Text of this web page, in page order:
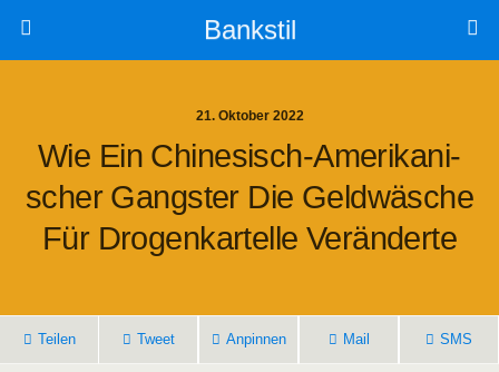
Bankstil
21. Oktober 2022
Wie Ein Chi­ne­sisch-Ame­ri­ka­ni­
Scher Gangs­ter Die Geld­wä­sche
Für Dro­gen­kar­tel­le Veränderte
Tei­len Tweet Anpin­nen Mail SMS